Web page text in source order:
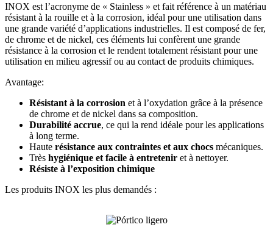
INOX est l’acronyme de « Stainless » et fait référence à un matériau
résistant à la rouille et à la corrosion, idéal pour une utilisation dans
une grande variété d’applications industrielles. Il est composé de fer,
de chrome et de nickel, ces éléments lui confèrent une grande
résistance à la corrosion et le rendent totalement résistant pour une
utilisation en milieu agressif ou au contact de produits chimiques.
Avantage:
Résistant à la corrosion et à l’oxydation grâce à la présence
de chrome et de nickel dans sa composition.
Durabilité accrue, ce qui la rend idéale pour les applications
à long terme.
Haute résistance aux contraintes et aux chocs mécaniques.
Très hygiénique et facile à entretenir et à nettoyer.
Résiste à l’exposition chimique
Les produits INOX les plus demandés :